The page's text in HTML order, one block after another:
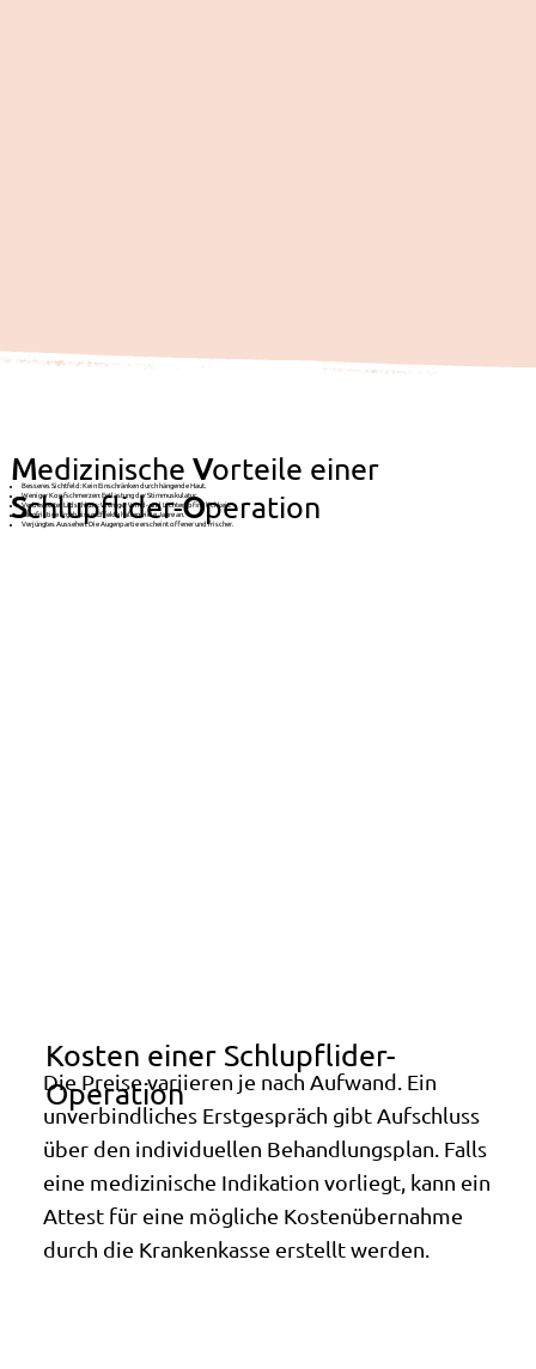
MedizinischeVorteile einer
Schlupflider-Operation
Besseres Sichtfeld: Kein Einschränken durch hängende Haut.
Weniger Kopfschmerzen: Entlastung der Stirnmuskulatur.
Verbesserter Lidschluss: Weniger Wind- und Lichtempfindlichkeit.
Langfristige Ergebnisse: Effekte halten viele Jahre an.
Verjüngtes Aussehen: Die Augenpartie erscheint offener und frischer.
Kosten einer Schlupflider-
Operation
Die Preise variieren je nach Aufwand. Ein
unverbindliches Erstgespräch gibt Aufschluss
über den individuellen Behandlungsplan. Falls
eine medizinische Indikation vorliegt, kann ein
Attest für eine mögliche Kostenübernahme
durch die Krankenkasse erstellt werden.